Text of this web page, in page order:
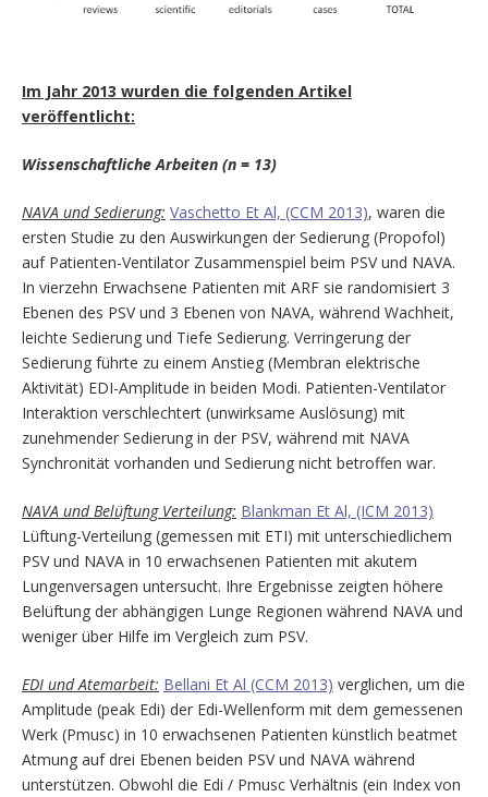
Im Jahr 2013 wurden die folgenden Artikel
veröffentlicht:
Wissenschaftliche Arbeiten (n = 13)
NAVA und Sedierung: Vaschetto Et Al, (CCM 2013), waren die
ersten Studie zu den Auswirkungen der Sedierung (Propofol)
auf Patienten-Ventilator Zusammenspiel beim PSV und NAVA.
In vierzehn Erwachsene Patienten mit ARF sie randomisiert 3
Ebenen des PSV und 3 Ebenen von NAVA, während Wachheit,
leichte Sedierung und Tiefe Sedierung. Verringerung der
Sedierung führte zu einem Anstieg (Membran elektrische
Aktivität) EDI-Amplitude in beiden Modi. Patienten-Ventilator
Interaktion verschlechtert (unwirksame Auslösung) mit
zunehmender Sedierung in der PSV, während mit NAVA
Synchronität vorhanden und Sedierung nicht betroffen war.
NAVA und Belüftung Verteilung: Blankman Et Al, (ICM 2013)
Lüftung-Verteilung (gemessen mit ETI) mit unterschiedlichem
PSV und NAVA in 10 erwachsenen Patienten mit akutem
Lungenversagen untersucht. Ihre Ergebnisse zeigten höhere
Belüftung der abhängigen Lunge Regionen während NAVA und
weniger über Hilfe im Vergleich zum PSV.
EDI und Atemarbeit: Bellani Et Al (CCM 2013) verglichen, um die
Amplitude (peak Edi) der Edi-Wellenform mit dem gemessenen
Werk (Pmusc) in 10 erwachsenen Patienten künstlich beatmet
Atmung auf drei Ebenen beiden PSV und NAVA während
unterstützen. Obwohl die Edi / Pmusc Verhältnis (ein Index von